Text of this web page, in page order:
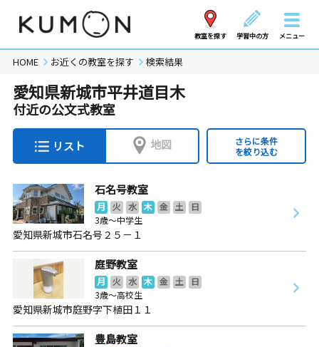
教室を探す 学習中の方 メニュー
HOME お近くの教室を探す 検索結果
愛知県新城市平井道目木
付近の公文式教室
リスト 地図
さらに条件
を絞り込む
石名号教室
月 火 水 木 金 土
日
3歳～中学生
愛知県新城市石名号２５－１
庭野教室
月 火 水 木 金 土
日
3歳～高校生
愛知県新城市庭野字下植田１１
豊島教室